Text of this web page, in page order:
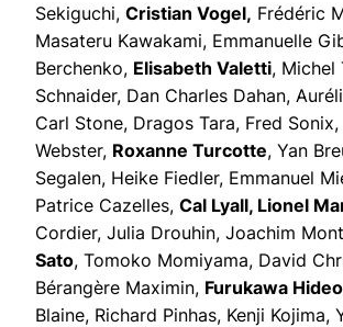
Sekiguchi, Cristian Vogel, Frédéric
Masateru Kawakami, Emmanuelle
Berchenko, Elisabeth Valetti, Michel
Schnaider, Dan Charles Dahan,
Carl Stone, Dragos Tara, Fred
Webster, Roxanne Turcotte, Yan
Segalen, Heike Fiedler, Emmanuel
Patrice Cazelles, Cal Lyall, Lionel
Cordier, Julia Drouhin, Joachim
Sato, Tomoko Momiyama, David
Bérangère Maximin, Furukawa Hideo
Blaine, Richard Pinhas, Kenji Kojima,